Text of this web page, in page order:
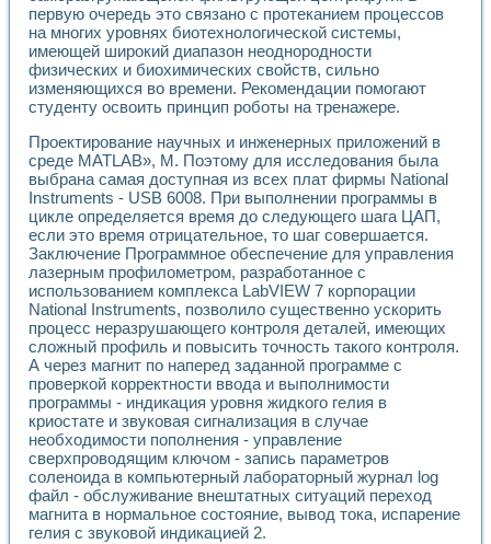
Использование технологий NATIONAL INSTRUMENTS
Оборудование для промышленной термотрансферной
Автоматизация реометрических исследований на базе
Применение измерителя иммитанса для исследова¬ния
Исследование электромагнитных переходных процессов
Стенд для исследования электрических переходных
Автоматизация контроля сварных швов на базе
Измерительный контроль с применением
Моделирование надежности и эффективности систем
Лабораторные практикумы и учебные стенды
Автоматизация лабораторного стенда по измерению
Автоматизированные лабораторные комплексы для
Виртуальный прибор для исследования нелинейных
Использование виртуальных приборов в процесе
Использование программ ELECTRONICS WORKBENCH-
Лабораторный практикум по дисциплине «Цифровые
Лабораторный практикум по ИНС на основе LabVIEW
Лабораторный практикум по основам теории коммутации
Опыт использования NI LabVIEW для создания
Применение LabVIEW для исследования течения в
Создание виртуальной работы «Изучение магнитных
Обратный маятник
Устройство для изучения основ интерфейсов обмена по
Лабораторный практикум: изучение адиабатического
Стенд для исследования электрических переходных
Система статистической обработки результатов
первую очередь это связано с протеканием процессов
на многих уровнях биотехнологической системы,
имеющей широкий диапазон неоднородности
физических и биохимических свойств, сильно
изменяющихся во времени. Рекомендации помогают
студенту освоить принцип роботы на тренажере.
Проектирование научных и инженерных приложений в
среде MATLAB», М. Поэтому для исследования была
выбрана самая доступная из всех плат фирмы National
Instruments - USB 6008. При выполнении программы в
цикле определяется время до следующего шага ЦАП,
если это время отрицательное, то шаг совершается.
Заключение Программное обеспечение для управления
лазерным профилометром, разработанное с
использованием комплекса LabVIEW 7 корпорации
National Instruments, позволило существенно ускорить
процесс неразрушающего контроля деталей, имеющих
сложный профиль и повысить точность такого контроля.
А через магнит по наперед заданной программе с
проверкой корректности ввода и выполнимости
программы - индикация уровня жидкого гелия в
криостате и звуковая сигнализация в случае
необходимости пополнения - управление
сверхпроводящим ключом - запись параметров
соленоида в компьютерный лабораторный журнал log
файл - обслуживание внештатных ситуаций переход
магнита в нормальное состояние, вывод тока, испарение
гелия с звуковой индикацией 2.